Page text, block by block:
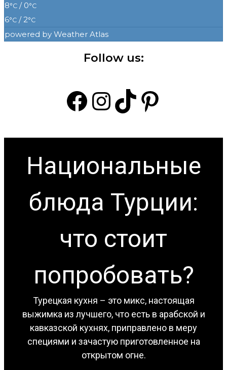
8°C / 0°C
6°C / 2°C
powered by Weather Atlas
Follow us:
Facebook
Instagram
TikTok
Национальные
блюда Турции:
что стоит
попробовать?
Турецкая кухня – это микс, настоящая
выжимка из лучшего, что есть в арабской и
кавказской кухнях, приправлено в меру
специями и зачастую приготовленное на
открытом огне.